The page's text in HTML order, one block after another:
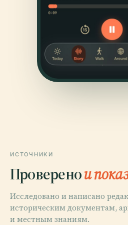
ИСТОЧНИКИ
Проверенои
Исследовано и написано
историческим документам,
и местным знаниям.